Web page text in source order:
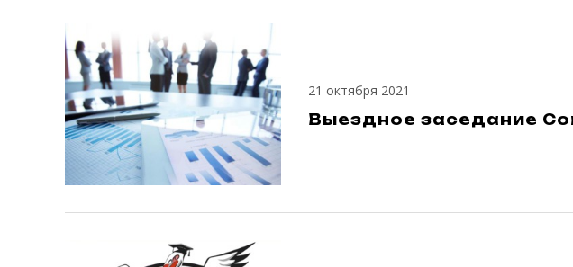
21 октября 2021
Выездное заседание